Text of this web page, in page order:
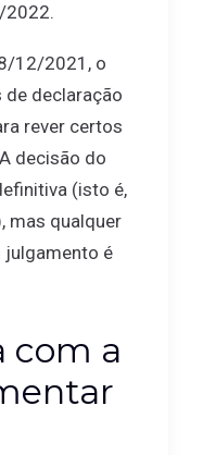
2022.
12/2021, o
de declaração
rever certos
decisão do
(isto é,
mas qualquer
julgamento é
com a